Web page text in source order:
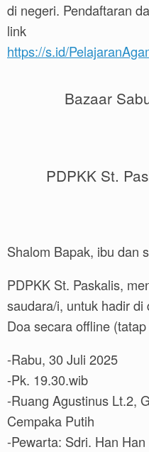
di negeri. Pendaftaran
link
https://s.id/
Bazaar
PDPKK St.
Shalom Bapak, ibu dan
PDPKK St. Paskalis,
saudara/i, untuk hadir di
Doa secara offline
-Rabu, 30 Juli 2025
-Pk. 19.30.wib
-Ruang Agustinus Lt.2,
Cempaka Putih
-Pewarta: Sdri. Han Han